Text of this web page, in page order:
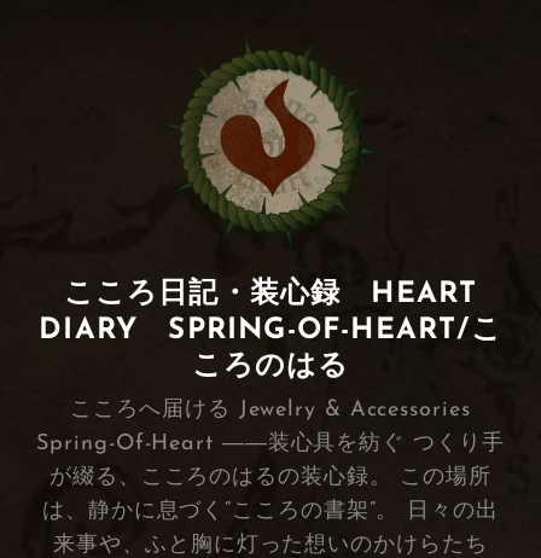
こころ日記・装心録 HEART
DIARY SPRING-OF-HEART/こ
ころのはる
こころへ届ける Jewelry & Accessories
Spring-Of-Heart ――装心具を紡ぐ つくり手
が綴る、こころのはるの装心録。 この場所
は、静かに息づく“こころの書架”。 日々の出
来事や、ふと胸に灯った想いのかけらたち